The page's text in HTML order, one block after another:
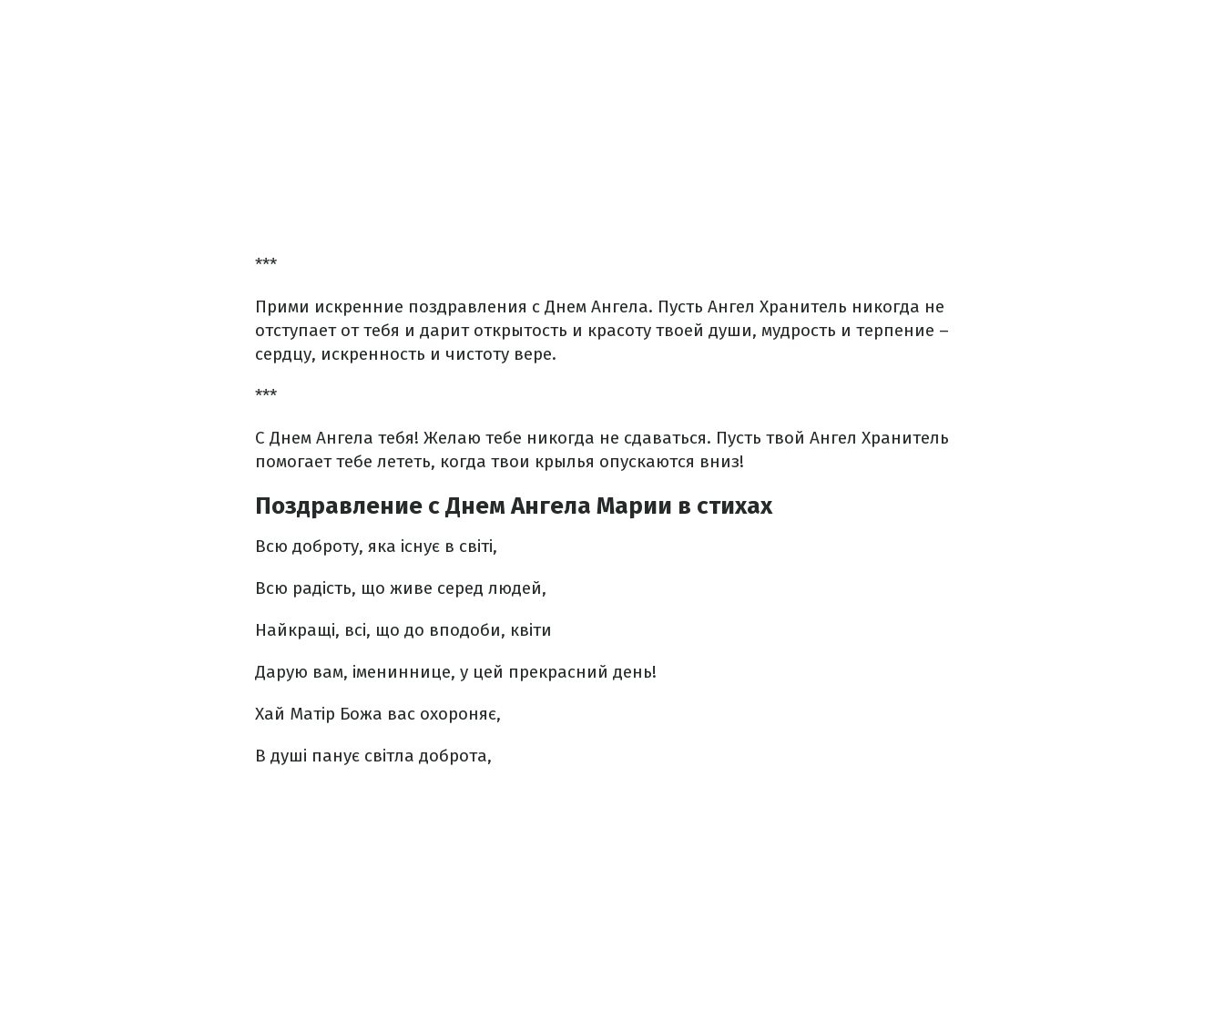
***
Прими искренние поздравления с Днем Ангела. Пусть Ангел Хранитель никогда не
отступает от тебя и дарит открытость и красоту твоей души, мудрость и терпение –
сердцу, искренность и чистоту вере.
***
С Днем Ангела тебя! Желаю тебе никогда не сдаваться. Пусть твой Ангел Хранитель
помогает тебе лететь, когда твои крылья опускаются вниз!
Поздравление с Днем Ангела Марии в стихах
Всю доброту, яка існує в світі,
Всю радість, що живе серед людей,
Найкращі, всі, що до вподоби, квіти
Дарую вам, імениннице, у цей прекрасний день!
Хай Матір Божа вас охороняє,
В душі панує світла доброта,